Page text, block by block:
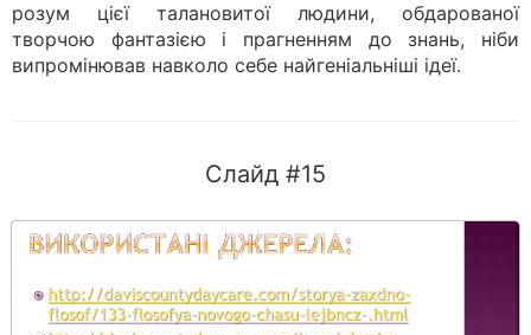
розум цієї талановитої людини, обдарованої
творчою фантазією і прагненням до знань, ніби
випромінював навколо себе найгеніальніші ідеї.
Слайд #15